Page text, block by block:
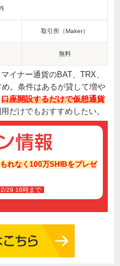
取引所（Maker）
無料
イナー通貨のBAT、TRX、
。条件はあるが貸して増や
口座開設するだけで仮想通貨
だけでもおすすめしたい。
もれなく100万SHIBをプレゼ
29 16時まで